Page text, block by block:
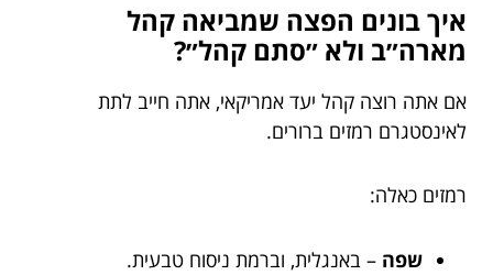
איך בונים הפצה שמביאה קהל
מארה״ב ולא ״סתם קהל״?
אם אתה רוצה קהל יעד אמריקאי, אתה חייב לתת
לאינסטגרם רמזים ברורים.
רמזים כאלה:
שפה – באנגלית, וברמת ניסוח טבעית.